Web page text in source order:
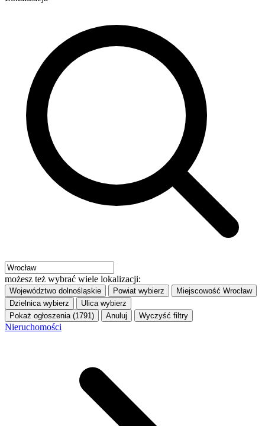
możesz też wybrać wiele lokalizacji:
Województwo dolnośląskie Powiat wybierz Miejscowość Wrocław
Dzielnica wybierz Ulica wybierz
Pokaż ogłoszenia (1791)
Anuluj Wyczyść filtry
Nieruchomości